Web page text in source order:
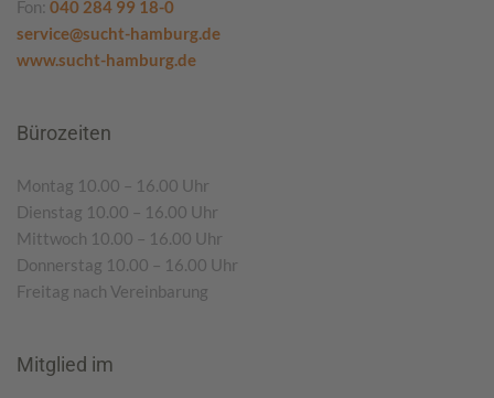
Fon: 040 284 99 18-0
service@sucht-hamburg.de
www.sucht-hamburg.de
Bürozeiten
Montag 10.00 – 16.00 Uhr
Dienstag 10.00 – 16.00 Uhr
Mittwoch 10.00 – 16.00 Uhr
Donnerstag 10.00 – 16.00 Uhr
Freitag nach Vereinbarung
Mitglied im